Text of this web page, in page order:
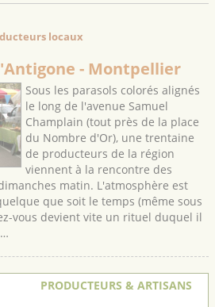
locaux
- Montpellier
Sous les parasols colorés alignés
le long de l'avenue Samuel
Champlain (tout près de la place
du Nombre d'Or), une trentaine
de producteurs de la région
viennent à la rencontre des
matin. L'atmosphère est
que soit le temps (même sous
vous devient vite un rituel duquel il
PRODUCTEURS & ARTISANS